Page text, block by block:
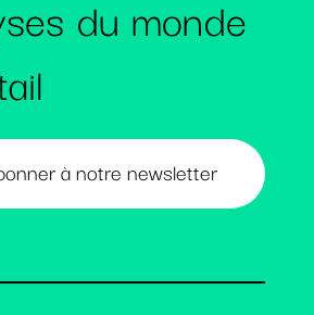
du monde
à notre newsletter